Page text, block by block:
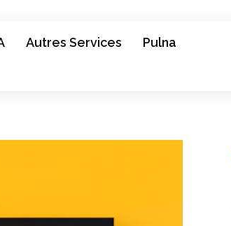
Autres Services Pulna